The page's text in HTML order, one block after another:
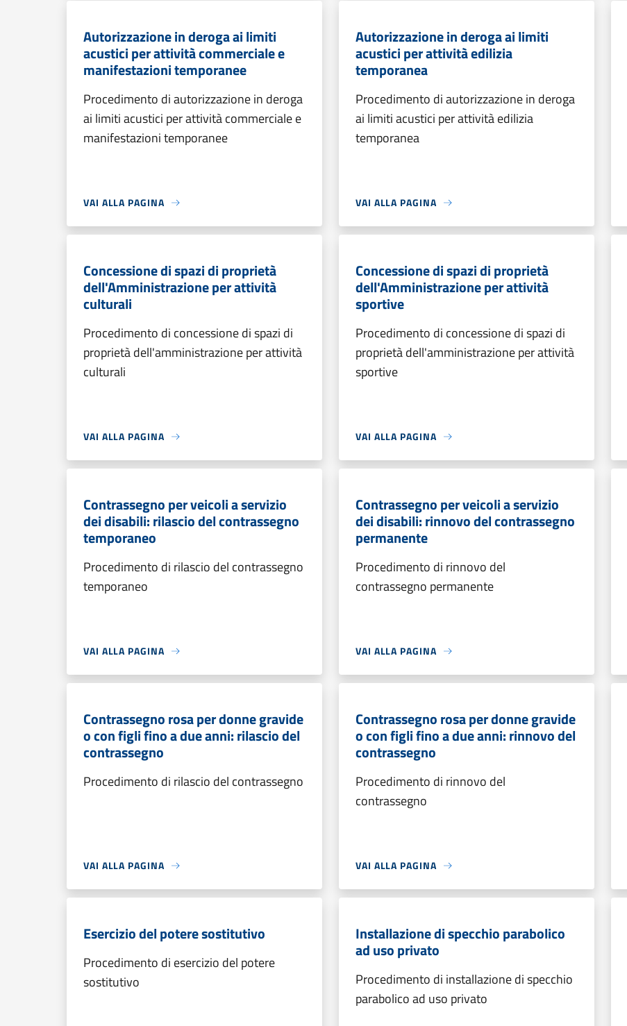
Autorizzazione in deroga ai limiti
acustici per attività commerciale e
manifestazioni temporanee
Procedimento di autorizzazione in deroga
ai limiti acustici per attività commerciale e
manifestazioni temporanee
VAI ALLA PAGINA
Autorizzazione in deroga ai limiti
acustici per attività edilizia
temporanea
Procedimento di autorizzazione in deroga
ai limiti acustici per attività edilizia
temporanea
VAI ALLA PAGINA
Concessione di spazi di proprietà
dell'Amministrazione per attività
culturali
Procedimento di concessione di spazi di
proprietà dell'amministrazione per attività
culturali
VAI ALLA PAGINA
Concessione di spazi di proprietà
dell'Amministrazione per attività
sportive
Procedimento di concessione di spazi di
proprietà dell'amministrazione per attività
sportive
VAI ALLA PAGINA
Contrassegno per veicoli a servizio
dei disabili: rilascio del contrassegno
temporaneo
Procedimento di rilascio del contrassegno
temporaneo
VAI ALLA PAGINA
Contrassegno per veicoli a servizio
dei disabili: rinnovo del contrassegno
permanente
Procedimento di rinnovo del
contrassegno permanente
VAI ALLA PAGINA
Contrassegno rosa per donne gravide
o con figli fino a due anni: rilascio del
contrassegno
Procedimento di rilascio del contrassegno
VAI ALLA PAGINA
Contrassegno rosa per donne gravide
o con figli fino a due anni: rinnovo del
contrassegno
Procedimento di rinnovo del
contrassegno
VAI ALLA PAGINA
Esercizio del potere sostitutivo
Procedimento di esercizio del potere
sostitutivo
Installazione di specchio parabolico
ad uso privato
Procedimento di installazione di specchio
parabolico ad uso privato